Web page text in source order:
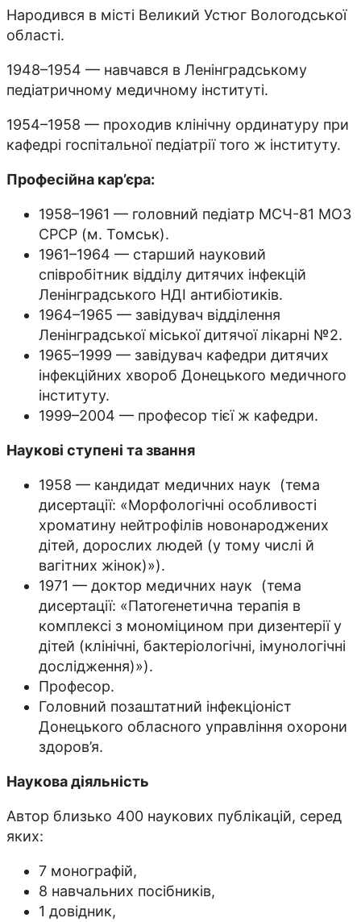
Народився в місті Великий Устюг Вологодської
області.
1948–1954 — навчався в Ленінградському
педіатричному медичному інституті.
1954–1958 — проходив клінічну ординатуру при
кафедрі госпітальної педіатрії того ж інституту.
Професійна кар’єра:
1958–1961 — головний педіатр МСЧ-81 МОЗ
СРСР (м. Томськ).
1961–1964 — старший науковий
співробітник відділу дитячих інфекцій
Ленінградського НДІ антибіотиків.
1964–1965 — завідувач відділення
Ленінградської міської дитячої лікарні №2.
1965–1999 — завідувач кафедри дитячих
інфекційних хвороб Донецького медичного
інституту.
1999–2004 — професор тієї ж кафедри.
Наукові ступені та звання
1958 — кандидат медичних наук (тема
дисертації: «Морфологічні особливості
хроматину нейтрофілів новонароджених
дітей, дорослих людей (у тому числі й
вагітних жінок)»).
1971 — доктор медичних наук (тема
дисертації: «Патогенетична терапія в
комплексі з мономіцином при дизентерії у
дітей (клінічні, бактеріологічні, імунологічні
дослідження)»).
Професор.
Головний позаштатний інфекціоніст
Донецького обласного управління охорони
здоров’я.
Наукова діяльність
Автор близько 400 наукових публікацій, серед
яких:
7 монографій,
8 навчальних посібників,
1 довідник,